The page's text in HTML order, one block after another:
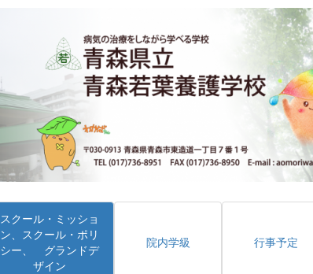
スクール・ミッショ
ン、スクール・ポリ
シー、 グランドデ
ザイン
院内学級 行事予定